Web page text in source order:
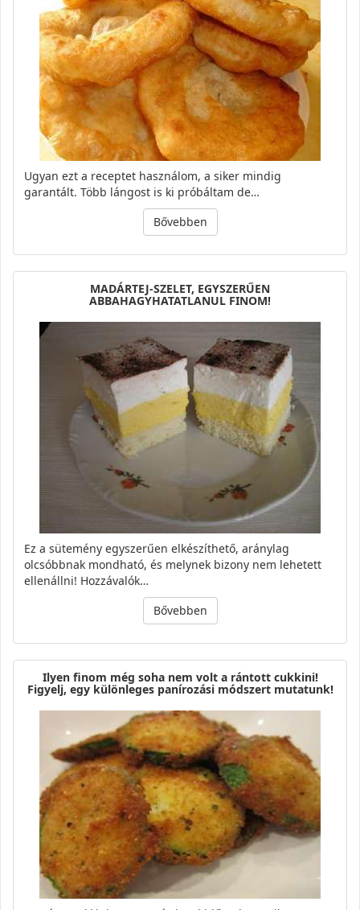
Ugyan ezt a receptet használom, a siker mindig
garantált. Több lángost is ki próbáltam de…
Bővebben
MADÁRTEJ-SZELET, EGYSZERŰEN
ABBAHAGYHATATLANUL FINOM!
Ez a sütemény egyszerűen elkészíthető, aránylag
olcsóbbnak mondható, és melynek bizony nem lehetett
ellenállni! Hozzávalók…
Bővebben
Ilyen finom még soha nem volt a rántott cukkini!
Figyelj, egy különleges panírozási módszert mutatunk!